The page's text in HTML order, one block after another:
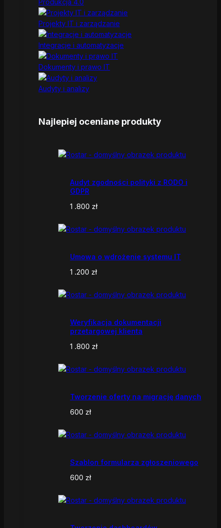
Produkcja 4.0
Projekty IT i zarządzanie
Integracje i automatyzacje
Dokumenty i prawo IT
Audyty i analizy
Najlepiej oceniane produkty
Audyt zgodności polityki z RODO i
GDPR
1 .800 zł
Umowa o wdrożenie systemu IT
1 .200 zł
Weryfikacja dokumentacji
przetargowej klienta
1 .800 zł
Tworzenie oferty na migrację danych
600 zł
Szablon formularza zgłoszeniowego
600 zł